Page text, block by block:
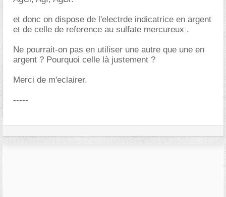
et donc on dispose de l'electrde indicatrice en argent
et de celle de reference au sulfate mercureux .
Ne pourrait-on pas en utiliser une autre que une en
argent ? Pourquoi celle là justement ?
Merci de m'eclairer.
-----